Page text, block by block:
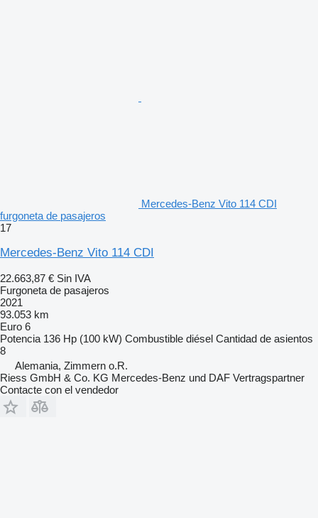
Mercedes-Benz Vito 114 CDI
furgoneta de pasajeros
17
Mercedes-Benz Vito 114 CDI
22.663,87 € Sin IVA
Furgoneta de pasajeros
2021
93.053 km
Euro 6
Potencia 136 Hp (100 kW) Combustible diésel Cantidad de asientos
8
Alemania, Zimmern o.R.
Riess GmbH & Co. KG Mercedes-Benz und DAF Vertragspartner
Contacte con el vendedor